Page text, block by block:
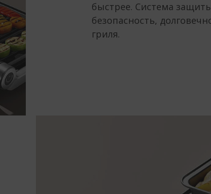
быстрее. Система
безопасность,
гриля.